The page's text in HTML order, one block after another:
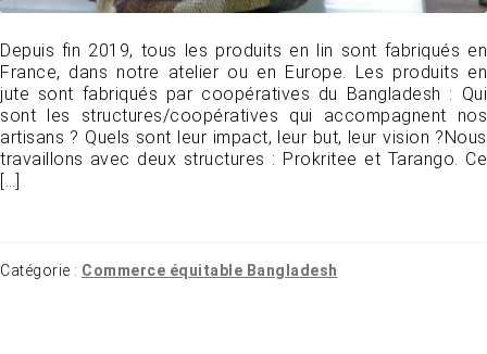
Depuis fin 2019, tous les produits en lin sont fabriqués en
France, dans notre atelier ou en Europe. Les produits en
jute sont fabriqués par coopératives du Bangladesh : Qui
sont les structures/coopératives qui accompagnent nos
artisans ? Quels sont leur impact, leur but, leur vision ?Nous
travaillons avec deux structures : Prokritee et Tarango. Ce
[…]
Catégorie : Commerce équitable Bangladesh